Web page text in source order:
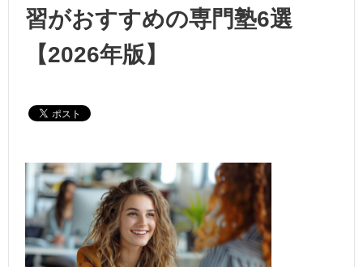
習がおすすめの専門塾6選
【2026年版】